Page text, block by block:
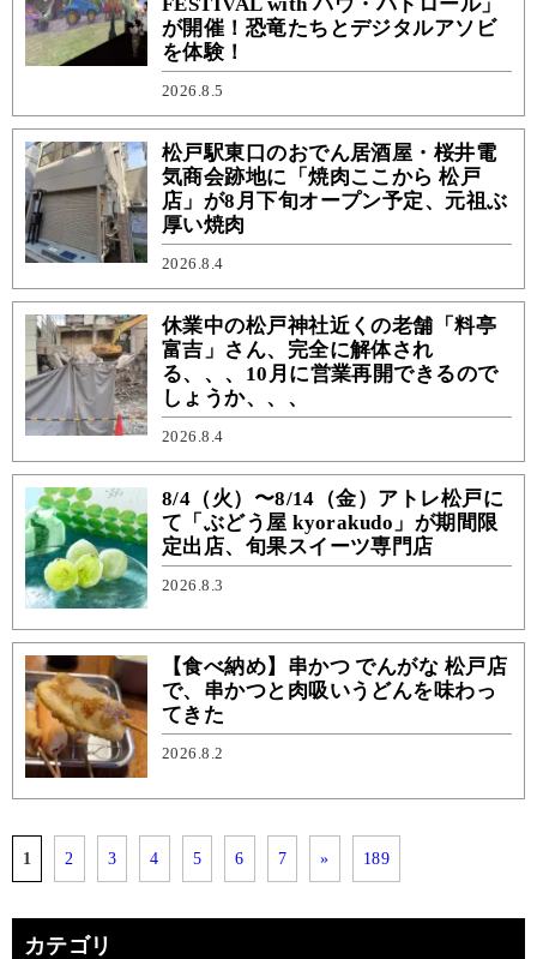
が開催！恐竜たちとデジタルアソビ
を体験！
2026.8.5
松戸駅東口のおでん居酒屋・桜井電
気商会跡地に「焼肉ここから 松戸
店」が8月下旬オープン予定、元祖ぶ
厚い焼肉
2026.8.4
休業中の松戸神社近くの老舗「料亭
富吉」さん、完全に解体され
る、、、10月に営業再開できるので
しょうか、、、
2026.8.4
8/4（火）〜8/14（金）アトレ松戸に
て「ぶどう屋 kyorakudo」が期間限
定出店、旬果スイーツ専門店
2026.8.3
【食べ納め】串かつ でんがな 松戸店
で、串かつと肉吸いうどんを味わっ
てきた
2026.8.2
1 2 3 4 5 6 7 » 189
カテゴリ